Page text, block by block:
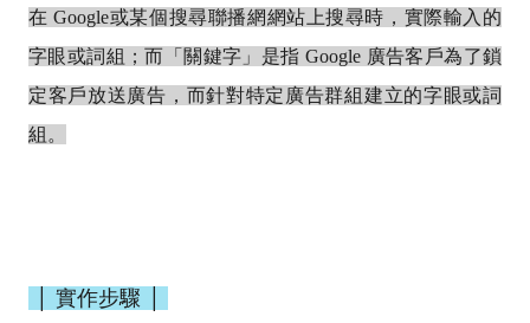
在 Google或某個搜尋聯播網網站上搜尋時，實際輸入的
字眼或詞組；而「關鍵字」是指 Google 廣告客戶為了鎖
定客戶放送廣告，而針對特定廣告群組建立的字眼或詞
組。
│ 實作步驟 │